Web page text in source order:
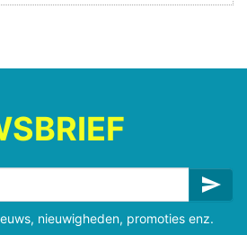
send
nieuwigheden, promoties enz.